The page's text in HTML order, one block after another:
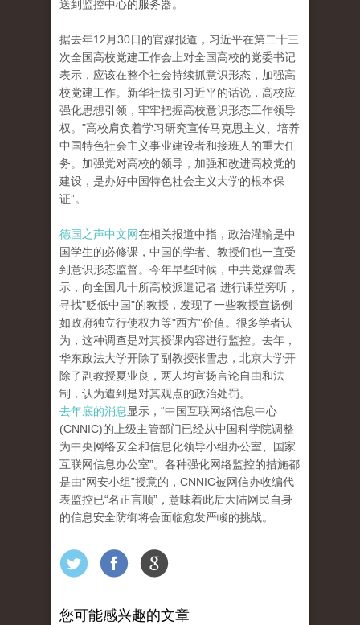
送到监控中心的服务器。
据去年12月30日的官媒报道，习近平在第二十三
次全国高校党建工作会上对全国高校的党委书记
表示，应该在整个社会持续抓意识形态，加强高
校党建工作。新华社援引习近平的话说，高校应
强化思想引领，牢牢把握高校意识形态工作领导
权。"高校肩负着学习研究宣传马克思主义、培养
中国特色社会主义事业建设者和接班人的重大任
务。加强党对高校的领导，加强和改进高校党的
建设，是办好中国特色社会主义大学的根本保
证”。
德国之声中文网在相关报道中指，政治灌输是中
国学生的必修课，中国的学者、教授们也一直受
到意识形态监督。今年早些时候，中共党媒曾表
示，向全国几十所高校派遣记者 进行课堂旁听，
寻找"贬低中国"的教授，发现了一些教授宣扬例
如政府独立行使权力等"西方"价值。很多学者认
为，这种调查是对其授课内容进行监控。去年，
华东政法大学开除了副教授张雪忠，北京大学开
除了副教授夏业良，两人均宣扬言论自由和法
制，认为遭到是对其观点的政治处罚。
去年底的消息显示，“中国互联网络信息中心
(CNNIC)的上级主管部门已经从中国科学院调整
为中央网络安全和信息化领导小组办公室、国家
互联网信息办公室”。各种强化网络监控的措施都
是由“网安小组”授意的，CNNIC被网信办收编代
表监控已“名正言顺”，意味着此后大陆网民自身
的信息安全防御将会面临愈发严峻的挑战。
您可能感兴趣的文章